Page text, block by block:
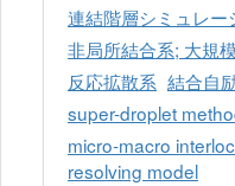
連結階層シミュレ
非局所結合系; 大規
反応拡散系 結合自
super-droplet
micro-macro
resolving model